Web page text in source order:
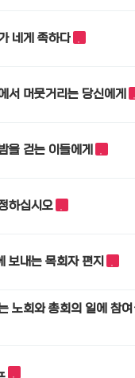
네게 족하다
서 머뭇거리는 당신에게
을 걷는 이들에게
하십시오
보내는 목회자 편지
노회와 총회의 일에 참여